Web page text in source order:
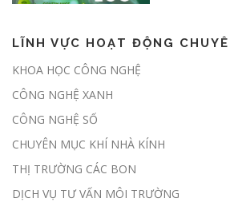
LĨNH VỰC HOẠT ĐỘNG
KHOA HỌC CÔNG NGHỆ
CÔNG NGHỆ XANH
CÔNG NGHỆ SỐ
CHUYÊN MỤC KHÍ NHÀ KÍNH
THỊ TRƯỜNG CÁC BON
DỊCH VỤ TƯ VẤN MÔI TRƯỜNG